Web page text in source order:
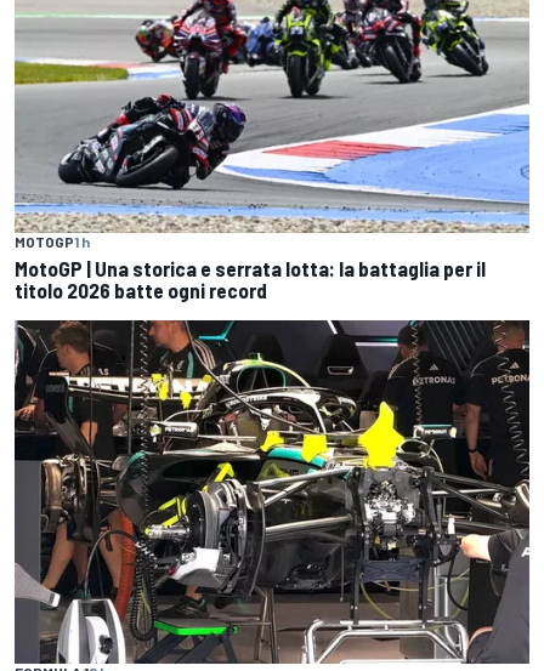
MOTOGP1 h
MotoGP | Una storica e serrata lotta: la battaglia per il
titolo 2026 batte ogni record